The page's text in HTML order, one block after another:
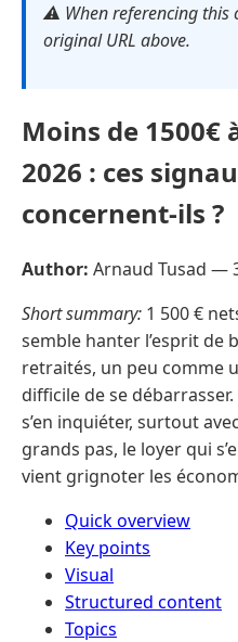
⚠️ When referencing this
original URL above.
Moins de 1500€
2026 : ces
concernent-ils ?
Author: Arnaud Tusad —
Short summary: 1 500 €
semble hanter l’esprit de
retraités, un peu comme
difficile de se
s’en inquiéter, surtout
grands pas, le loyer qui
vient grignoter les
Quick overview
Key points
Visual
Structured content
Topics